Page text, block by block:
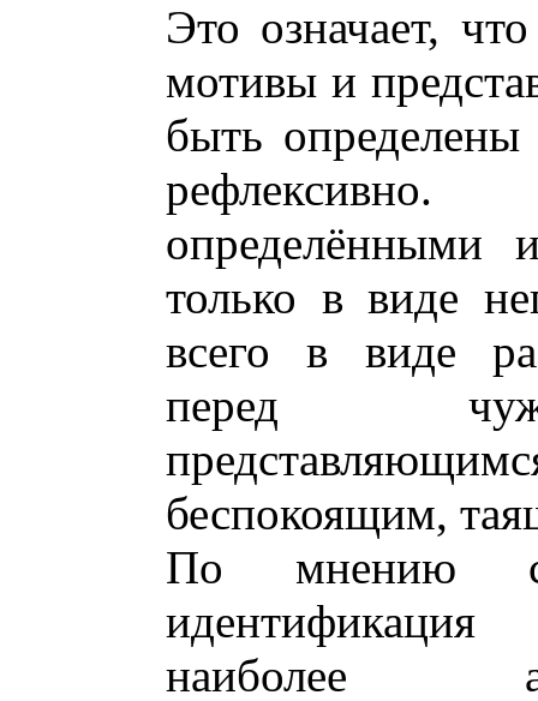
Это означает,
мотивы и
быть
определёнными
только в виде
всего в виде
перед
беспокоящим,
По мнению
наиболее